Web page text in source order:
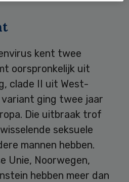
kent twee
oorspronkelijk uit
clade II uit West-
ging twee jaar
Die uitbraak trof
seksuele
mannen hebben.
Unie, Noorwegen,
hebben meer dan